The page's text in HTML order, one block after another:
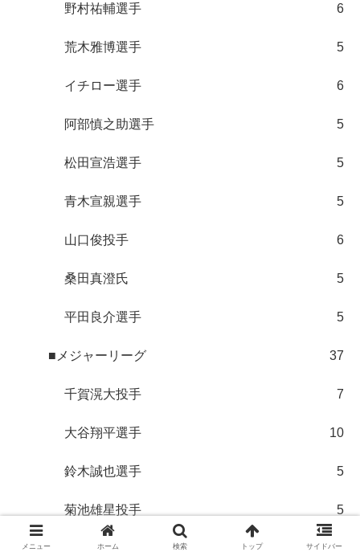
野村祐輔選手 6
荒木雅博選手 5
イチロー選手 6
阿部慎之助選手 5
松田宣浩選手 5
青木宣親選手 5
山口俊投手 6
桑田真澄氏 5
平田良介選手 5
■メジャーリーグ 37
千賀滉大投手 7
大谷翔平選手 10
鈴木誠也選手 5
菊池雄星投手 5
阪神タイガース 20
メニュー ホーム 検索 トップ サイドバー